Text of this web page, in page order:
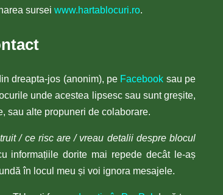
sursei www.hartablocuri.ro.
dreapta-jos (anonim), pe Facebook sau pe
unde acestea lipsesc sau sunt greșite,
sau alte propuneri de colaborare.
/ ce risc are / vreau detalii despre blocul
informațiile dorite mai repede decât le-aș
în locul meu și voi ignora mesajele.